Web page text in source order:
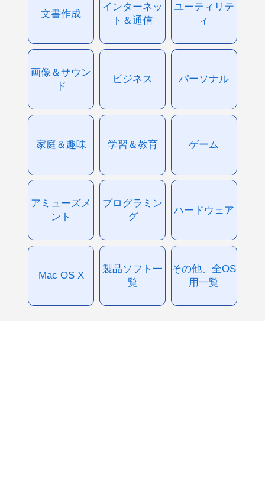
文書作成
インターネッ
ト＆通信
ユーティリテ
ィ
画像＆サウン
ド
ビジネス パーソナル
家庭＆趣味 学習＆教育 ゲーム
アミューズメ
ント
プログラミン
グ
ハードウェア
Mac OS X
製品ソフト一
覧
その他、全OS
用一覧